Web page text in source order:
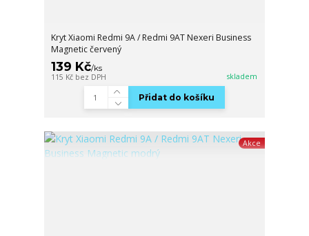
Kryt Xiaomi Redmi 9A / Redmi 9AT Nexeri Business
Magnetic červený
139 Kč/ks
115 Kč bez DPH skladem
Přidat do košíku
Akce